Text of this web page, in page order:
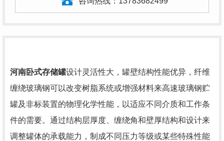
河南卧式存储罐设计灵活性大，罐壁结构性能优异，纤维
缠绕玻璃钢可以改变树脂系统或增强材料来高速玻璃钢贮
罐及非标装置的物理化学性能，以适应不同介质和工作条
件的需要。通过结构层厚度、缠绕角和壁厚结构和设计来
调整罐体的承载能力，制成不同压力等级或某些特殊性能